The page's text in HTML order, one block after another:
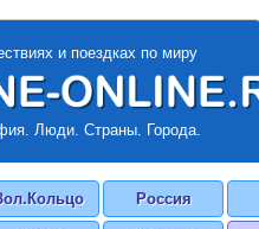
и поездках по миру
Люди. Страны. Города.
Россия